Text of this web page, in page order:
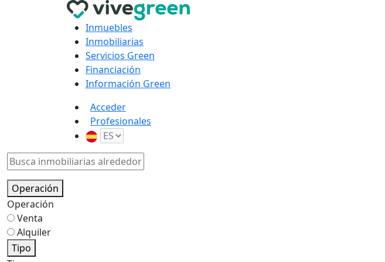
Inmuebles
Inmobiliarias
Servicios Green
Financiación
Información Green
Acceder
Profesionales
Operación
Operación
Venta
Alquiler
Tipo